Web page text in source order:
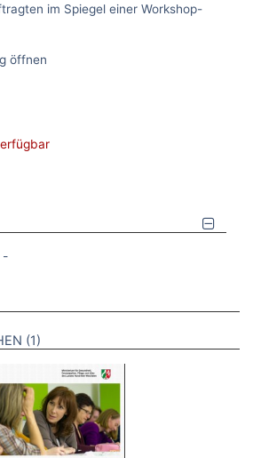
im Spiegel einer Workshop-
öffnen
-
ODER ZULETZT ANGESEHENE
1 BROSCHÜREN